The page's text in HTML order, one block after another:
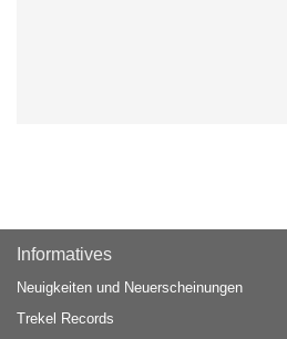
Informatives
Neuigkeiten und Neuerscheinungen
Trekel Records